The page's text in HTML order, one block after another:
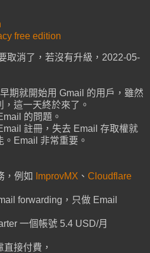
free edition
取消了，若沒有升級，2022-05-
期就開始用 Gmail 的用戶，雖然
這一天終於來了。
的問題。
註冊，失去 Email 存取權就
Email 非常重要。
，例如
ImprovMX 、 Cloudflare
forwarding，只做 Email
一個帳號 5.4 USD/月
接付費，